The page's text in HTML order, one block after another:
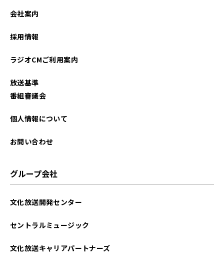
会社案内
採用情報
ラジオCMご利用案内
放送基準
番組審議会
個人情報について
お問い合わせ
グループ会社
文化放送開発センター
セントラルミュージック
文化放送キャリアパートナーズ